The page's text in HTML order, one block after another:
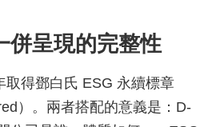
併呈現的完整性
取得鄧白氏 ESG 永續標章
）。兩者搭配的意義是：D-